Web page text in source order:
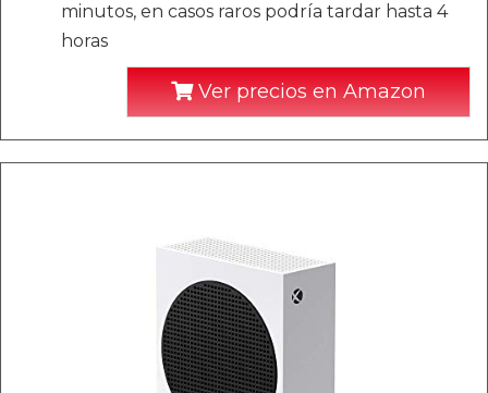
minutos, en casos raros podría tardar hasta 4
horas
Ver precios en Amazon